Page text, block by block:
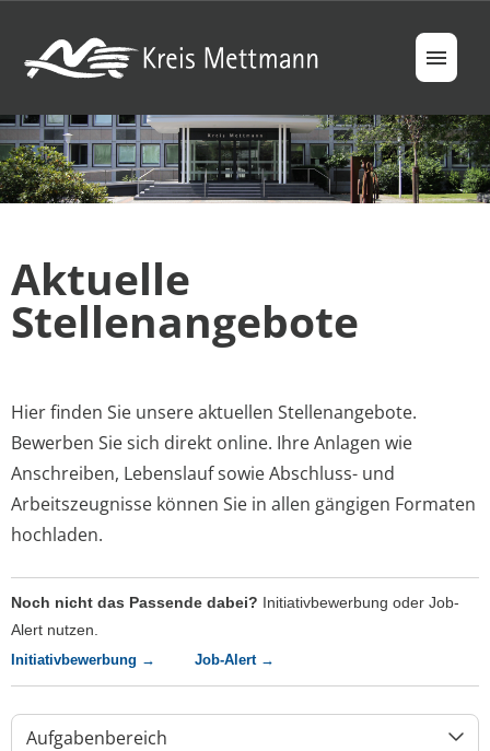
Jobs
Berufsfelder
Ausbildung & Studium
Ihre Vorteile
Aktuelle
Stellenangebote
Hier finden Sie unsere aktuellen Stellenangebote.
Bewerben Sie sich direkt online. Ihre Anlagen wie
Anschreiben, Lebenslauf sowie Abschluss- und
Arbeitszeugnisse können Sie in allen gängigen Formaten
hochladen.
Noch nicht das Passende dabei? Initiativbewerbung oder Job-
Alert nutzen.
Initiativbewerbung → Job-Alert →
Aufgabenbereich